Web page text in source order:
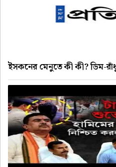
ইসকনের মেনুতে কী কী? ডিম-